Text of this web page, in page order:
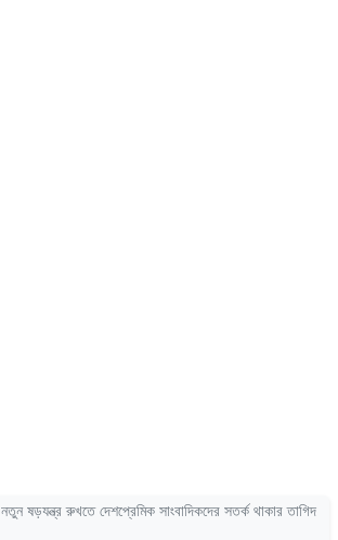
নতুন ষড়যন্ত্র রুখতে দেশপ্রেমিক সাংবাদিকদের সতর্ক থাকার তাগিদ